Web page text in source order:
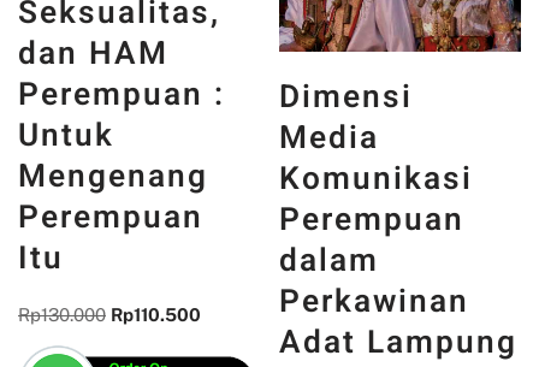
Seksualitas,
dan HAM
Perempuan :
Untuk
Mengenang
Perempuan
Itu
Rp130.000 Rp110.500
Dimensi
Media
Komunikasi
Perempuan
dalam
Perkawinan
Adat Lampung